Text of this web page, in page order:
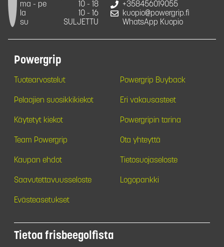
ma - pe
10 - 18
la
10 - 16
su
SULJETTU
+358456019055
kuopio@powergrip.fi
WhatsApp Kuopio
Powergrip
Tuotearvostelut Powergrip Buyback
Pelaajien suosikkikiekot Eri vakausasteet
Käytetyt kiekot Powergripin tarina
Team Powergrip Ota yhteyttä
Kaupan ehdot Tietosuojaseloste
Saavutettavuusseloste Logopankki
Evästeasetukset
Tietoa frisbeegolfista